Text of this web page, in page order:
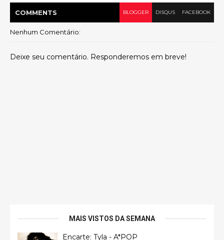
COMMENTS BLOGGER DISQUS FACEBOOK
Nenhum Comentário:
Deixe seu comentário. Responderemos em breve!
MAIS VISTOS DA SEMANA
Encarte: Tyla - A*POP